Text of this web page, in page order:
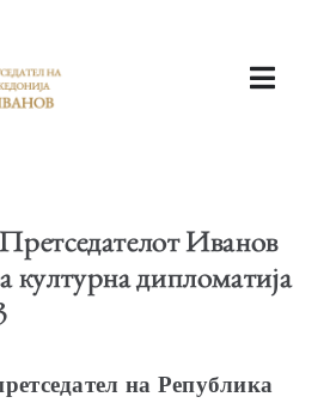
Иванов
културна дипломатија
на Република